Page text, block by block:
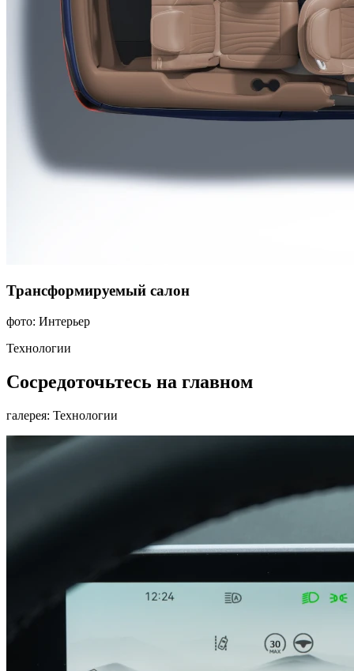
Трансформируемый салон
фото: Интерьер
Технологии
Сосредоточьтесь на главном
галерея: Технологии